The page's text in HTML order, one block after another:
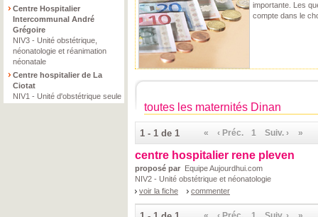
Centre Hospitalier
Intercommunal André
Grégoire
NIV3 - Unité obstétrique,
néonatologie et réanimation
néonatale
Centre hospitalier de La
Ciotat
NIV1 - Unité d'obstétrique seule
importante. Les
compte dans le
toutes les maternités Dinan
1 - 1 de 1 « ‹ Préc. 1 Suiv. › »
centre hospitalier rene pleven
proposé par Equipe Aujourdhui.com
NIV2 - Unité obstétrique et néonatologie
voir la fiche
commenter